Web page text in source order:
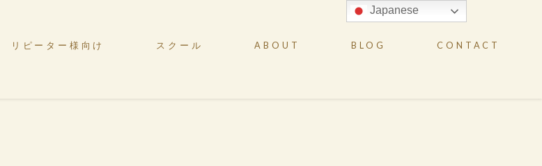
リピーター様向け スクール ABOUT BLOG CONTACT
Japanese